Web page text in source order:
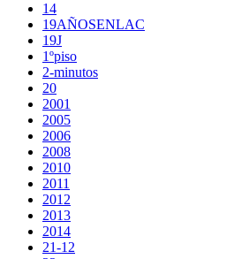
14
19AÑOSENLAC
19J
1ºpiso
2-minutos
20
2001
2005
2006
2008
2010
2011
2012
2013
2014
21-12